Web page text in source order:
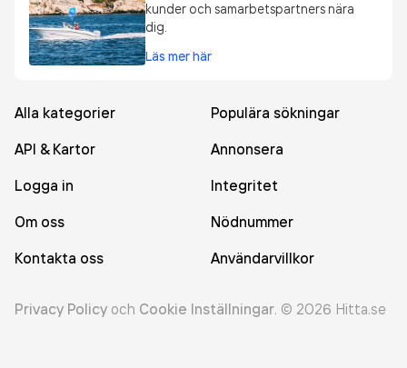
kunder och samarbetspartners nära
dig.
Läs mer här
Alla kategorier
Populära sökningar
API & Kartor
Annonsera
Logga in
Integritet
Om oss
Nödnummer
Kontakta oss
Användarvillkor
Privacy Policy och Cookie Inställningar. © 2026 Hitta.se